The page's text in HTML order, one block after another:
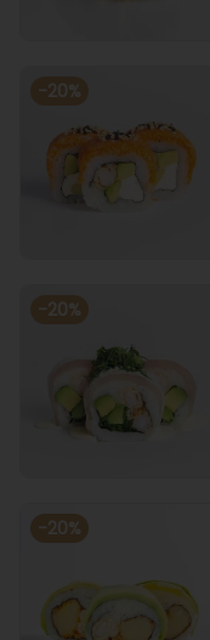
-20%
-20%
-20%